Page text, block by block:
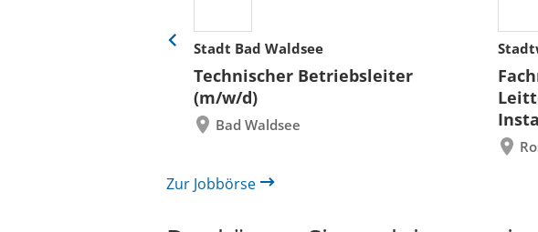
Stadt Bad Waldsee
Technischer Betriebsleiter
(m/w/d)
Bad Waldsee
Eine
zurück
Zur Jobbörse